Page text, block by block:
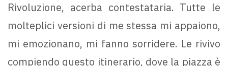
Rivoluzione, acerba contestataria. Tutte le
molteplici versioni di me stessa mi appaiono,
mi emozionano, mi fanno sorridere. Le rivivo
compiendo questo itinerario, dove la piazza è